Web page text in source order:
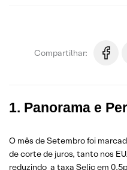
Compartilhar:
1. Panorama e
O mês de Setembro foi
de corte de juros, tanto nos
reduzindo a taxa Selic em